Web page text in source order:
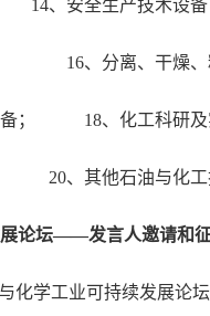
全生产技术设备
16、 分离、干燥
； 18、化工科研及
、其他石油与化工
论坛——发言人邀请和
化学工业可持续发展论